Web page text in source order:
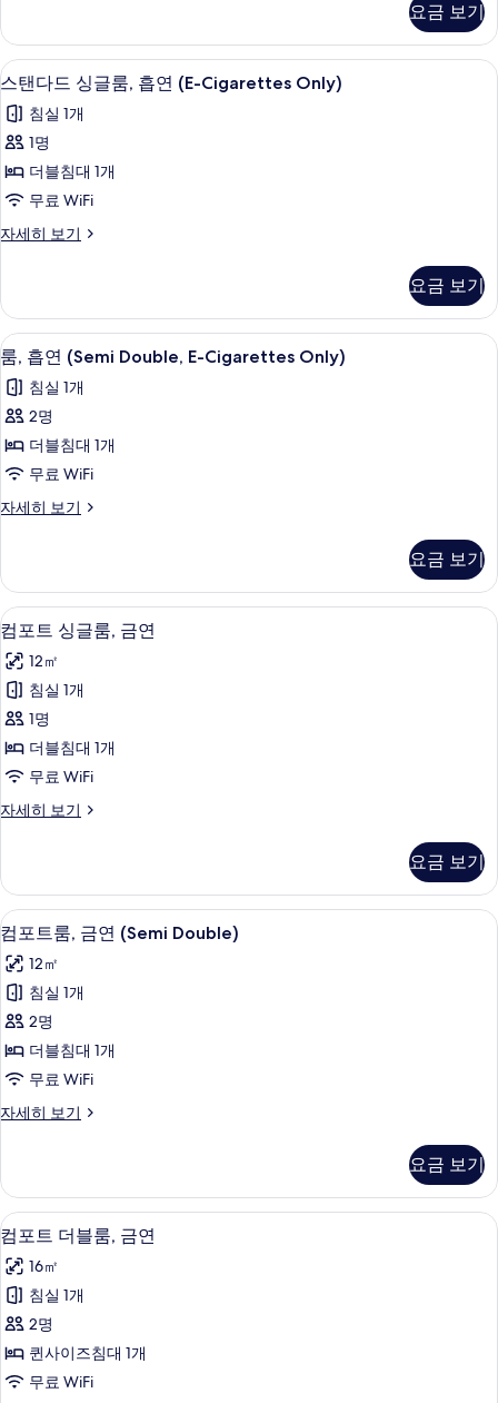
연
(E-
Cigarettes
Only)
사
진
모
두
트
윈
룸,
연
(E-
Only)
자
히
요금 보기
스
탠
다
드
싱
룸,
연
(E-
Cigarettes
Only)
사
진
모
두
1
스탠다드 싱글룸, 흡연 (E-Cigarettes Only)
침실 1개
1명
더블침대 1개
무료 WiFi
자세히 보기
스
싱
글
룸,
흡
연
(E-
Only)
자
히
요금 보기
룸,
흡
연
(Semi
Double,
E-
Cigarettes
진
모
두
보
기
룸, 흡연 (Semi Double, E-Cigarettes
룸, 흡연 (Semi Double, E-Cigarettes Only)
침실 1개
2명
더블침대 1개
무료 WiFi
자세히 보기
룸,
Double,
E-
Cigarettes
Only)
자
세
히
보
기
요금 보기
컴
포
트
싱
글
룸,
연
진
모
두
보
기
1
컴포트 싱글룸, 금연
12㎡
침실 1개
1명
더블침대 1개
무료 WiFi
자세히 보기
컴
글
룸,
금
연
자
세
히
보
기
요금 보기
컴
포
트
룸,
금
연
(Semi
Double)
모
두
보
기
컴포트룸, 금연 (Semi Double) | 책상,
1
컴포트룸, 금연 (Semi Double)
12㎡
침실 1개
2명
더블침대 1개
무료 WiFi
자세히 보기
컴
금
연
(Semi
Double)
자
세
히
보
기
요금 보기
컴
포
트
더
블
룸,
컴포트 더블룸, 금연 | 책상, 무료 WiFi,
1
컴포트 더블룸, 금연
16㎡
침실 1개
2명
퀸사이즈침대 1개
무료 WiFi